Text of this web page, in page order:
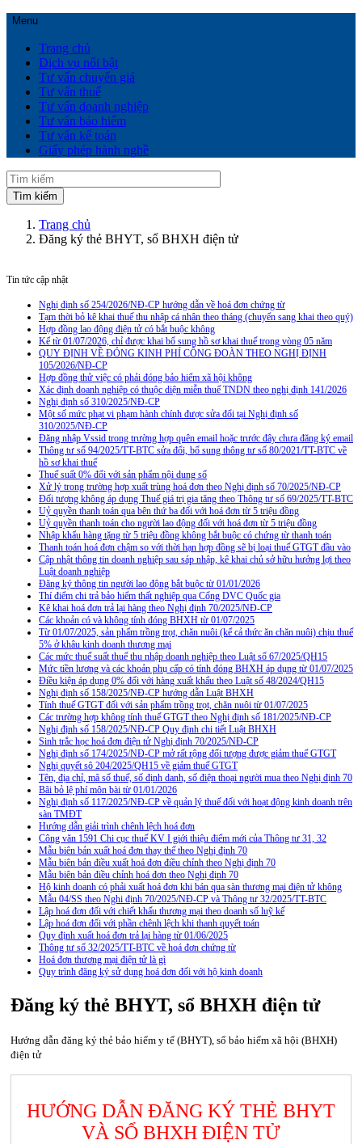
Menu
Trang chủ
Dịch vụ nổi bật
Tư vấn chuyển giá
Tư vấn thuế
Tư vấn doanh nghiệp
Tư vấn bảo hiểm
Tư vấn kế toán
Giấy phép hành nghề
Trang chủ
Đăng ký thẻ BHYT, sổ BHXH điện tử
Tin tức cập nhật
Nghị định số 254/2026/NĐ-CP hướng dẫn về hoá đơn chứng từ
Tạm thời bỏ kê khai thuế thu nhập cá nhân theo tháng (chuyển sang khai theo quý)
Hợp đồng lao động điện tử có bắt buộc không
Kể từ 01/07/2026, chỉ được khai bổ sung hồ sơ khai thuế trong vòng 05 năm
QUY ĐỊNH VỀ ĐÓNG KINH PHÍ CÔNG ĐOÀN THEO NGHỊ ĐỊNH
105/2026/NĐ-CP
Hợp đồng thử việc có phải đóng bảo hiểm xã hội không
Xác định doanh nghiệp có thuộc diện miễn thuế TNDN theo nghị định 141/2026
Nghị định số 310/2025/NĐ-CP
Một số mức phạt vi phạm hành chính được sửa đổi tại Nghị định số
310/2025/NĐ-CP
Đăng nhập Vssid trong trường hợp quên email hoặc trước đây chưa đăng ký email
Thông tư số 94/2025/TT-BTC sửa đổi, bổ sung thông tư số 80/2021/TT-BTC về
hồ sơ khai thuế
Thuế suất 0% đối với sản phẩm nội dung số
Xử lý trong trường hợp xuất trùng hoá đơn theo Nghị định số 70/2025/NĐ-CP
Đối tượng không áp dụng Thuế giá trị gia tăng theo Thông tư số 69/2025/TT-BTC
Uỷ quyền thanh toán qua bên thứ ba đối với hoá đơn từ 5 triệu đồng
Uỷ quyền thanh toán cho người lao động đối với hoá đơn từ 5 triệu đồng
Nhập khẩu hàng tặng từ 5 triệu đồng không bắt buộc có chứng từ thanh toán
Thanh toán hoá đơn chậm so với thời hạn hợp đồng sẽ bị loại thuế GTGT đầu vào
Cập nhật thông tin doanh nghiệp sau sáp nhập, kê khai chủ sở hữu hưởng lợi theo
Luật doanh nghiệp
Đăng ký thông tin người lao động bắt buộc từ 01/01/2026
Thí điểm chi trả bảo hiểm thất nghiệp qua Cổng DVC Quốc gia
Kê khai hoá đơn trả lại hàng theo Nghị định 70/2025/NĐ-CP
Các khoản có và không tính đóng BHXH từ 01/07/2025
Từ 01/07/2025, sản phẩm trồng trọt, chăn nuôi (kể cả thức ăn chăn nuôi) chịu thuế
5% ở khâu kinh doanh thương mại
Các mức thuế suất thuế thu nhập doanh nghiệp theo Luật số 67/2025/QH15
Mức tiền lương và các khoản phụ cấp có tính đóng BHXH áp dụng từ 01/07/2025
Điều kiện áp dụng 0% đối với hàng xuất khẩu theo Luật số 48/2024/QH15
Nghị định số 158/2025/NĐ-CP hướng dẫn Luật BHXH
Tính thuế GTGT đối với sản phẩm trồng trọt, chăn nuôi từ 01/07/2025
Các trường hợp không tính thuế GTGT theo Nghị định số 181/2025/NĐ-CP
Nghị định số 158/2025/NĐ-CP Quy định chi tiết Luật BHXH
Sinh trắc học hoá đơn điện tử Nghị định 70/2025/NĐ-CP
Nghị định số 174/2025/NĐ-CP mở rất rộng đối tượng được giảm thuế GTGT
Nghị quyết sô 204/2025/QH15 về giảm thuế GTGT
Tên, địa chỉ, mã số thuế, số định danh, số điện thoại người mua theo Nghị định 70
Bãi bỏ lệ phí môn bài từ 01/01/2026
Nghị định số 117/2025/NĐ-CP về quản lý thuế đối với hoạt động kinh doanh trên
sàn TMĐT
Hướng dẫn giải trình chênh lệch hoá đơn
Công văn 1591 Chi cục thuế KV I giới thiệu điểm mới của Thông tư 31, 32
Mẫu biên bản xuất hoá đơn thay thế theo Nghị định 70
Mẫu biên bản điều xuất hoá đơn điều chỉnh theo Nghị định 70
Mẫu biên bản điều chỉnh hoá đơn theo Nghị định 70
Hộ kinh doanh có phải xuất hoá đơn khi bán qua sàn thương mại điện tử không
Mẫu 04/SS theo Nghi định 70/2025/NĐ-CP và Thông tư 32/2025/TT-BTC
Lập hoá đơn đối với chiết khấu thương mại theo doanh số luỹ kế
Lập hoá đơn đối với phần chênh lệch khi thanh quyết toán
Quy định xuất hoá đơn trả lại hàng từ 01/06/2025
Thông tư số 32/2025/TT-BTC về hoá đơn chứng từ
Hoá đơn thương mại điện tử là gì
Quy trình đăng ký sử dụng hoá đơn đối với hộ kinh doanh
Đăng ký thẻ BHYT, sổ BHXH điện tử
Hướng dẫn đăng ký thẻ bảo hiểm y tế (BHYT), sổ bảo hiểm xã hội (BHXH)
điện tử
HƯỚNG DẪN ĐĂNG KÝ THẺ BHYT
VÀ SỔ BHXH ĐIỆN TỬ